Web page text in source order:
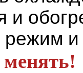
и
режим